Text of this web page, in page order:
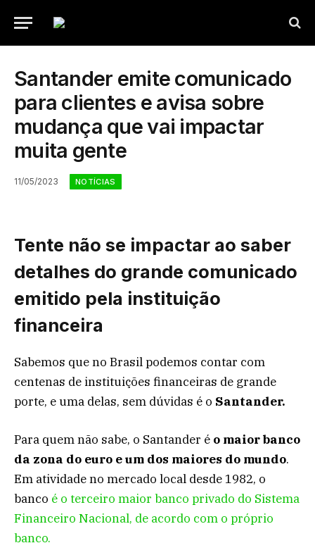
Santander emite comunicado
para clientes e avisa sobre
mudança que vai impactar
muita gente
11/05/2023 NOTÍCIAS
Tente não se impactar ao saber
detalhes do grande comunicado
emitido pela instituição
financeira
Sabemos que no Brasil podemos contar com
centenas de instituições financeiras de grande
porte, e uma delas, sem dúvidas é o Santander.
Para quem não sabe, o Santander é o maior banco
da zona do euro e um dos maiores do mundo.
Em atividade no mercado local desde 1982, o
banco é o terceiro maior banco privado do Sistema
Financeiro Nacional, de acordo com o próprio
banco.